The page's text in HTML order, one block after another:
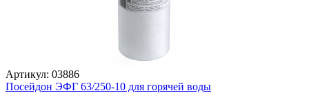
Артикул: 03886
Посейдон ЭФГ 63/250-10 для горячей воды